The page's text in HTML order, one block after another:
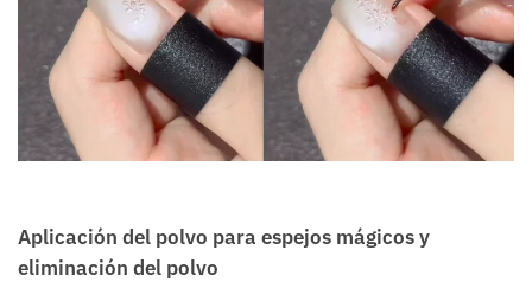
Aplicación del polvo para espejos mágicos y
eliminación del polvo